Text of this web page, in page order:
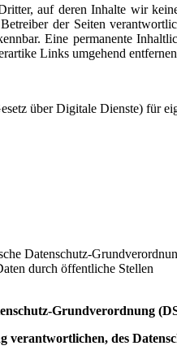
auf deren Inhalte wir
der Seiten
Eine permanente
Links umgehend
über Digitale Dienste) für
Datenschutz-
durch öffentliche Stellen
Grundverordnung
des